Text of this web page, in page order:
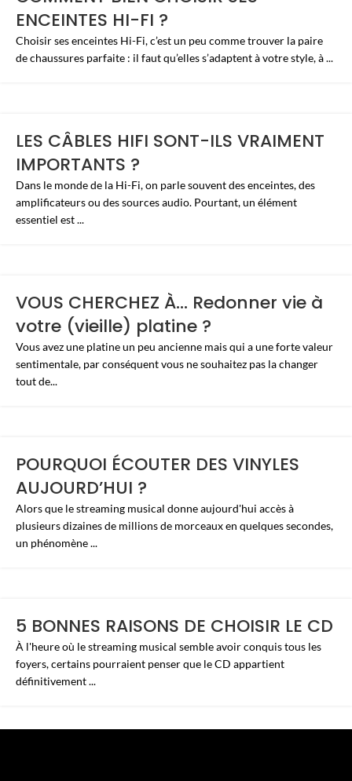
ENCEINTES HI-FI ?
Choisir ses enceintes Hi-Fi, c’est un peu comme trouver la paire
de chaussures parfaite : il faut qu’elles s’adaptent à votre style, à ...
LES CÂBLES HIFI SONT-ILS VRAIMENT
IMPORTANTS ?
Dans le monde de la Hi-Fi, on parle souvent des enceintes, des
amplificateurs ou des sources audio. Pourtant, un élément
essentiel est ...
VOUS CHERCHEZ À… Redonner vie à
votre (vieille) platine ?
Vous avez une platine un peu ancienne mais qui a une forte valeur
sentimentale, par conséquent vous ne souhaitez pas la changer
tout de...
POURQUOI ÉCOUTER DES VINYLES
AUJOURD’HUI ?
Alors que le streaming musical donne aujourd'hui accès à
plusieurs dizaines de millions de morceaux en quelques secondes,
un phénomène ...
5 BONNES RAISONS DE CHOISIR LE CD
À l'heure où le streaming musical semble avoir conquis tous les
foyers, certains pourraient penser que le CD appartient
définitivement ...